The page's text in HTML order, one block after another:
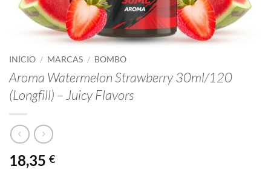
INICIO / MARCAS / BOMBO
Aroma Watermelon Strawberry 30ml/120
(Longfill) – Juicy Flavors
18,35 €